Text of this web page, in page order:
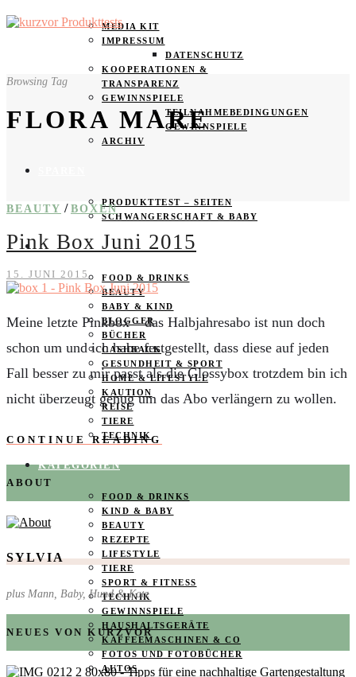
MEDIA KIT
IMPRESSUM
DATENSCHUTZ
KOOPERATIONEN &
TRANSPARENZ
GEWINNSPIELE
TEILNAHMEBEDINGUNGEN
GEWINNSPIELE
ARCHIV
PRODUKTTEST – SEITEN
SCHWANGERSCHAFT & BABY
PRODUKTTESTER GESUCHT
FOOD & DRINKS
BEAUTY
BABY & KIND
BLOGGER
BÜCHER
CASHBACK
GESUNDHEIT & SPORT
HOME & LIFESTYLE
KAUTION
REISE
TIERE
TECHNIK
KATEGORIEN
FOOD & DRINKS
KIND & BABY
BEAUTY
REZEPTE
LIFESTYLE
TIERE
SPORT & FITNESS
TECHNIK
GEWINNSPIELE
HAUSHALTSGERÄTE
KAFFEEMASCHINEN & CO
FOTOS UND FOTOBÜCHER
AUTOS
Browsing Tag
FLORA MARE
BEAUTY / BOXEN
Pink Box Juni 2015
15. JUNI 2015
Meine letzte Pinkbox – das Halbjahresabo ist nun doch
schon um und ich habe festgestellt, dass diese auf jeden
Fall besser zu mir passt als die Glossybox trotzdem bin ich
nicht überzeugt genug um das Abo verlängern zu wollen.
CONTINUE READING
ABOUT
SYLVIA
plus Mann, Baby, Hund & Katz
NEUES VON KURZVOR